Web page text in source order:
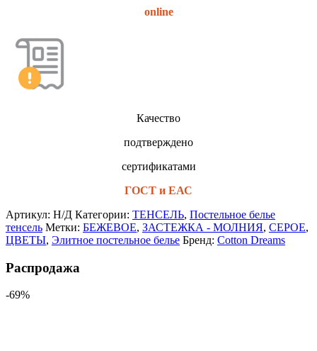
online
Качество
подтверждено
сертификатами
ГОСТ и ЕАС
Артикул: Н/Д Категории: TЕНСЕЛЬ, Постельное белье
тенсель Метки: БЕЖЕВОЕ, ЗАСТЕЖКА - МОЛНИЯ, СЕРОЕ,
ЦВЕТЫ, Элитное постельное белье Бренд: Cotton Dreams
Распродажа
-69%